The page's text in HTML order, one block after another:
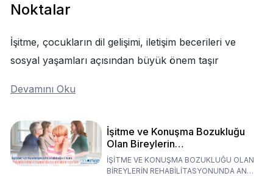
Noktalar
İşitme, çocukların dil gelişimi, iletişim becerileri ve
sosyal yaşamları açısından büyük önem taşır
Devamını Oku
İşitme ve Konuşma Bozukluğu
Olan Bireylerin
Rehabilitasyonunda Ana
Babaların Tutumları
İŞİTME VE KONUŞMA BOZUKLUĞU OLAN
BİREYLERİN REHABİLİTASYONUNDA ANA